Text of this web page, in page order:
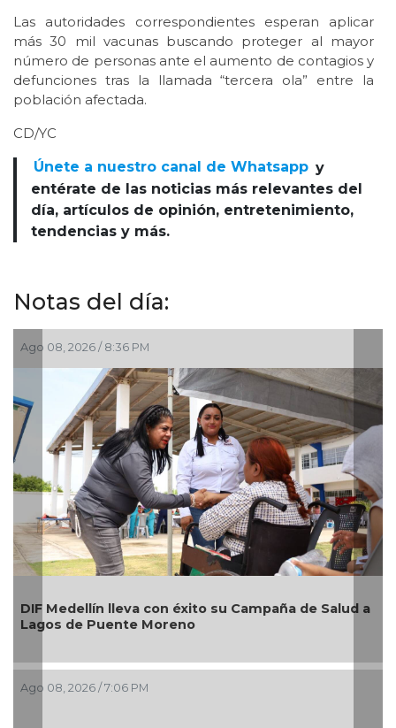
Las autoridades correspondientes esperan aplicar
más 30 mil vacunas buscando proteger al mayor
número de personas ante el aumento de contagios y
defunciones tras la llamada “tercera ola” entre la
población afectada.
CD/YC
Únete a nuestro canal de Whatsapp y
entérate de las noticias más relevantes del
día, artículos de opinión, entretenimiento,
tendencias y más.
Notas del día:
de Salud a
Ago 08, 2026 / 3:34 PM
Resguarda Ayuntamiento de Veracruz
situación de riesgo en zona norte de la
Ago 08, 2026 / 3:10 PM